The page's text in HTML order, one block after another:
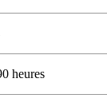
heures